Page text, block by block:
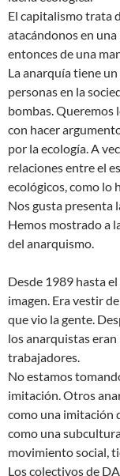
El capitalismo trata
atacándonos en
entonces de una
La anarquía tiene
personas en la
bombas.
con hacer
por la ecología. A
relaciones entre el
ecológicos, como lo
Nos gusta presenta
Hemos mostrado a
del anarquismo.
Desde 1989 hasta
imagen. Era vestir
que vio la gente.
los anarquistas eran
trabajadores.
No estamos
imitación. Otros
como una imitación
como una
movimiento social,
Los colectivos de